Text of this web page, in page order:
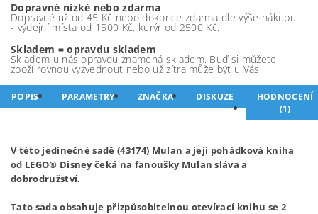
Dopravné nízké nebo zdarma
Dopravné už od 45 Kč nebo dokonce zdarma dle výše nákupu
- výdejní místa od 1500 Kč, kurýr od 2500 Kč.
Skladem = opravdu skladem
Skladem u nás opravdu znamená skladem. Buď si můžete
zboží rovnou vyzvednout nebo už zítra může být u Vás.
POPIS PARAMETRY ZNAČKA DISKUZE
HODNOCENÍ
(1)
V této jedinečné sadě (43174) Mulan a její pohádková kniha
od LEGO® Disney čeká na fanoušky Mulan sláva a
dobrodružství.
Tato sada obsahuje přizpůsobitelnou otevírací knihu se 2